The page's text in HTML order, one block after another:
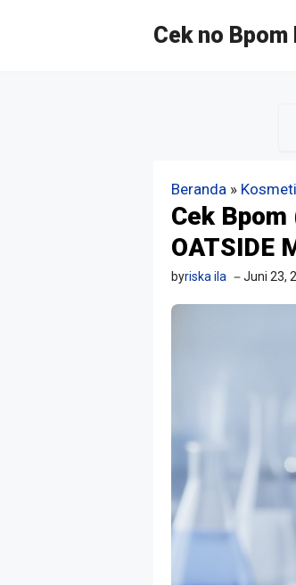
Cek no Bpom
Beranda »
Cek
OATSIDE
byriska ila Juni 23,